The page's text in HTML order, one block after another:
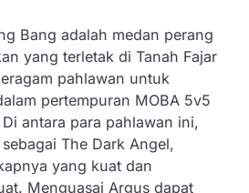
Bang adalah medan perang
yang terletak di Tanah Fajar
pahlawan untuk
pertempuran MOBA 5v5
antara para pahlawan ini,
The Dark Angel,
yang kuat dan
Menguasai Argus dapat